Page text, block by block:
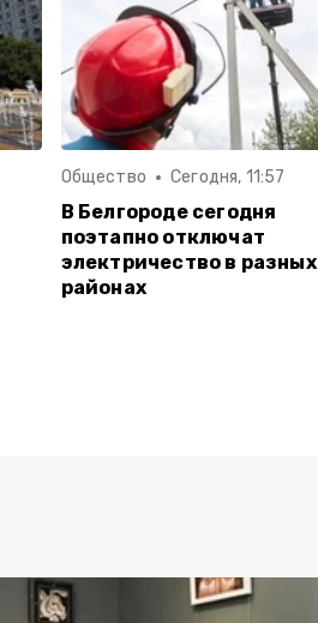
Общество Сегодня, 11:57
В Белгороде сегодня
поэтапно отключат
электричество в разных
районах